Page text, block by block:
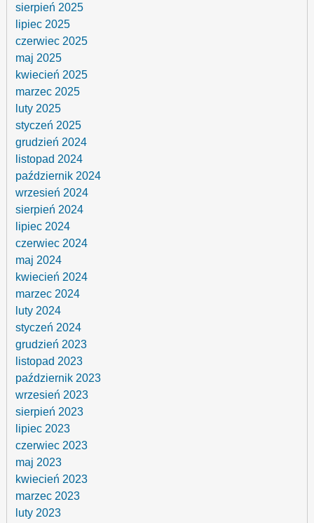
sierpień 2025
lipiec 2025
czerwiec 2025
maj 2025
kwiecień 2025
marzec 2025
luty 2025
styczeń 2025
grudzień 2024
listopad 2024
październik 2024
wrzesień 2024
sierpień 2024
lipiec 2024
czerwiec 2024
maj 2024
kwiecień 2024
marzec 2024
luty 2024
styczeń 2024
grudzień 2023
listopad 2023
październik 2023
wrzesień 2023
sierpień 2023
lipiec 2023
czerwiec 2023
maj 2023
kwiecień 2023
marzec 2023
luty 2023